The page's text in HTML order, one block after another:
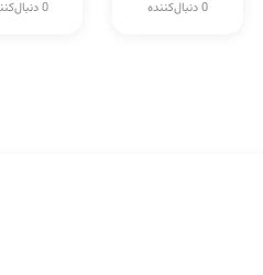
0 دنبال‌کننده 0 دنبال‌کننده